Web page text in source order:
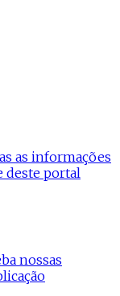
as informações
deste portal
nossas